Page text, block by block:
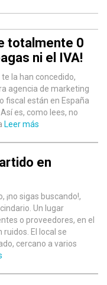
totalmente 0
ni el IVA!
la han concedido,
agencia de marketing
fiscal están en España
es, como lees, no
Leer más
en
¡no sigas buscando!,
Un lugar
o proveedores, en el
El local se
cercano a varios